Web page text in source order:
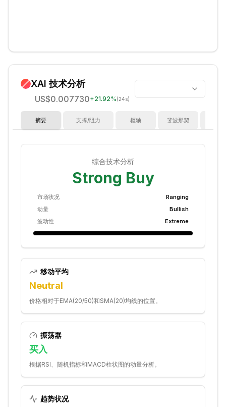
XAI 技术分析
US$0.007730+21.92%(24s)
摘要 支撑/阻力 枢轴 斐波那契
综合技术分析
Strong Buy
市场状况
Ranging
动量
Bullish
波动性
Extreme
移动平均
Neutral
价格相对于EMA(20/50)和SMA(20)均线的位置。
振荡器
买入
根据RSI、随机指标和MACD柱状图的动量分析。
趋势状况